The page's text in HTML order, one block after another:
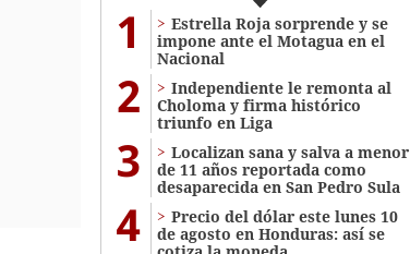
1
Estrella Roja sorprende y se
impone ante el Motagua en el
Nacional
2
Independiente le remonta al
Choloma y firma histórico
triunfo en Liga
3
Localizan sana y salva a menor
de 11 años reportada como
desaparecida en San Pedro Sula
4
Precio del dólar este lunes 10
de agosto en Honduras: así se